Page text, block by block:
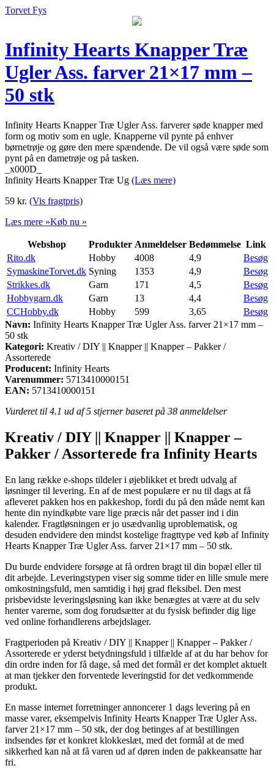
Torvet Fys
Infinity Hearts Knapper Træ
Ugler Ass. farver 21×17 mm –
50 stk
Infinity Hearts Knapper Træ Ugler Ass. farverer søde knapper med
form og motiv som en ugle. Knapperne vil pynte på enhver
børnetrøje og gøre den mere spændende. De vil også være søde som
pynt på en dametrøje og på tasken.
_x000D_
Infinity Hearts Knapper Træ Ug (Læs mere)
59 kr. (Vis fragtpris)
Læs mere »Køb nu »
Webshop Produkter Anmeldelser Bedømmelse Link
Rito.dk
Hobby 4008 4,9
Besøg
SymaskineTorvet.dk Syning 1353 4,9
Besøg
Strikkes.dk
Garn 171 4,5
Besøg
Hobbygarn.dk
Garn 13 4,4
Besøg
CCHobby.dk
Hobby 599 3,65
Besøg
Navn: Infinity Hearts Knapper Træ Ugler Ass. farver 21×17 mm –
50 stk
Kategori: Kreativ / DIY || Knapper || Knapper – Pakker /
Assorterede
Producent: Infinity Hearts
Varenummer: 5713410000151
EAN: 5713410000151
Vurderet til 4.1 ud af 5 stjerner baseret på 38 anmeldelser
Kreativ / DIY || Knapper || Knapper –
Pakker / Assorterede fra Infinity Hearts
En lang række e-shops tildeler i øjeblikket et bredt udvalg af
løsninger til levering. En af de mest populære er nu til dags at få
afleveret pakken hos en pakkeshop, fordi du på den måde nemt kan
hente din nyindkøbte vare lige præcis når det passer ind i din
kalender. Fragtløsningen er jo usædvanlig uproblematisk, og
desuden endvidere den mindst kostelige fragttype ved køb af Infinity
Hearts Knapper Træ Ugler Ass. farver 21×17 mm – 50 stk.
Du burde endvidere forsøge at få ordren bragt til din bopæl eller til
dit arbejde. Leveringstypen viser sig somme tider en lille smule mere
omkostningsfuld, men samtidig i høj grad fleksibel. Den mest
prisbevidste leveringsløsning kan ikke benægtes at være at du selv
henter varerne, som dog forudsætter at du fysisk befinder dig lige
ved online forhandlerens arbejdslager.
Fragtperioden på Kreativ / DIY || Knapper || Knapper – Pakker /
Assorterede er yderst betydningsfuld i tilfælde af at du har behov for
din ordre inden for få dage, så med det formål er det komplet aktuelt
at man tjekker den forventede leveringstid for det vedkommende
produkt.
En masse internet forretninger annoncerer 1 dags levering på en
masse varer, eksempelvis Infinity Hearts Knapper Træ Ugler Ass.
farver 21×17 mm – 50 stk, der dog betinges af at bestillingen
indsendes før et konkret klokkeslæt, med det formål at de med
sikkerhed kan nå at få varen ud af døren inden de pakkeansatte har
fri.